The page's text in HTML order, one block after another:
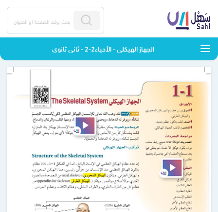
الجهاز الهيكلي - الأحياء2-2 - ثاني ثانوي